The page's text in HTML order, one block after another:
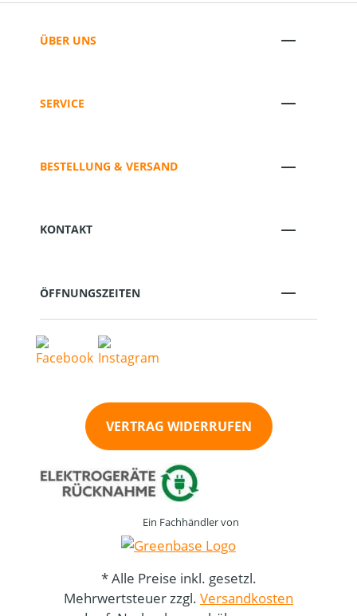
ÜBER UNS
SERVICE
BESTELLUNG & VERSAND
KONTAKT
ÖFFNUNGSZEITEN
VERTRAG WIDERRUFEN
Ein Fachhändler von
* Alle Preise inkl. gesetzl.
Mehrwertsteuer zzgl. Versandkosten